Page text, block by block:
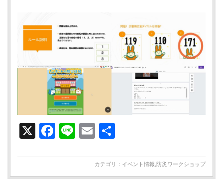
X Facebook
LineEmail
カテゴリ： イベント情報 防災ワークショップ